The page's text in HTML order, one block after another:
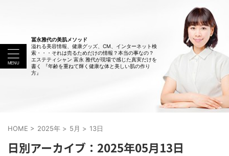
冨永雅代の美肌メソッド
溢れる美容情報、健康グッズ、CM、インターネット検
索・・・それは売るためだけの情報？本当の事なの？
エステティシャン 富永 雅代が現場で感じた真実だけを
書く 『年齢を重ねて輝く健康な体と美しい肌の作り
方』
HOME > 2025年 > 5月 > 13日
日別アーカイブ：2025年05月13日